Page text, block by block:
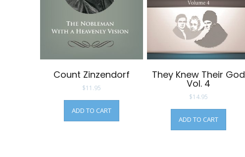
Count Zinzendorf
$11.95
ADD TO CART
They Knew Their God
Vol. 4
$14.95
ADD TO CART